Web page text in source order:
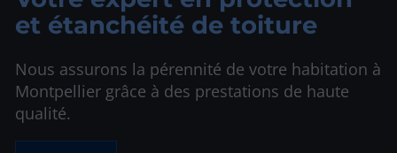
et étanchéité de toiture
Nous assurons la pérennité de votre habitation à
Montpellier grâce à des prestations de haute
qualité.